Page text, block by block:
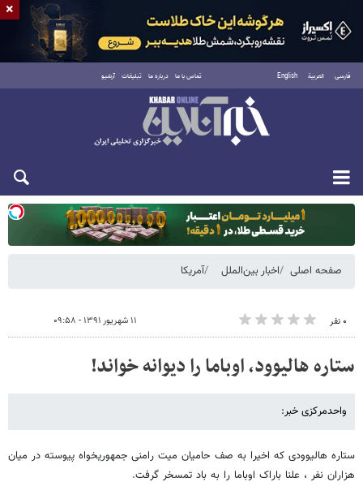
فارسی العربية English تماس با ما درباره ما تبلیغات آرشیو
یکشنبه ۱۸ مرداد ۱۴۰۵
صفحه اصلی اخبار بین‌الملل آمریکا
۰ نفر ۱۱ شهریور ۱۳۹۱ - ۰۹:۵۸
ستاره هالیوود، اوباما را دیوانه خواند!
واحدمرکزی خبر:
ستاره هالیوودی که اخیرا به صف حامیان میت رامنی جمهوریخواه پیوسته در میان
هزاران نفر ، علنا باراک اوباما را به باد تمسخر گرفت.
×